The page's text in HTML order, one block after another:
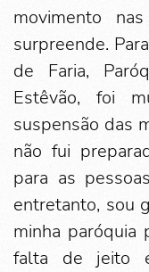
movimento
surpreende.
de Faria,
Estêvão, foi
suspensão das
não fui
para as
entretanto, sou
minha paróquia
falta de jeito